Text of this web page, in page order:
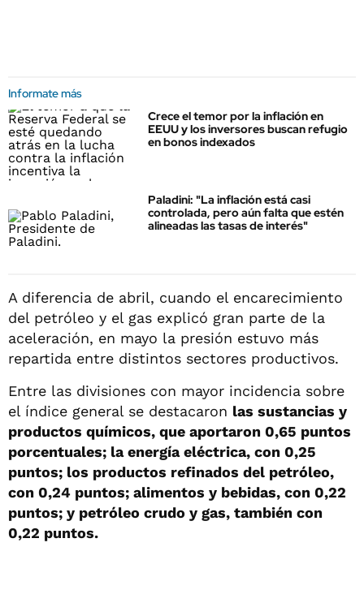
Informate más
Crece el temor por la inflación en
EEUU y los inversores buscan refugio
en bonos indexados
Paladini: "La inflación está casi
controlada, pero aún falta que estén
alineadas las tasas de interés"
A diferencia de abril, cuando el encarecimiento
del petróleo y el gas explicó gran parte de la
aceleración, en mayo la presión estuvo más
repartida entre distintos sectores productivos.
Entre las divisiones con mayor incidencia sobre
el índice general se destacaron las sustancias y
productos químicos, que aportaron 0,65 puntos
porcentuales; la energía eléctrica, con 0,25
puntos; los productos refinados del petróleo,
con 0,24 puntos; alimentos y bebidas, con 0,22
puntos; y petróleo crudo y gas, también con
0,22 puntos.